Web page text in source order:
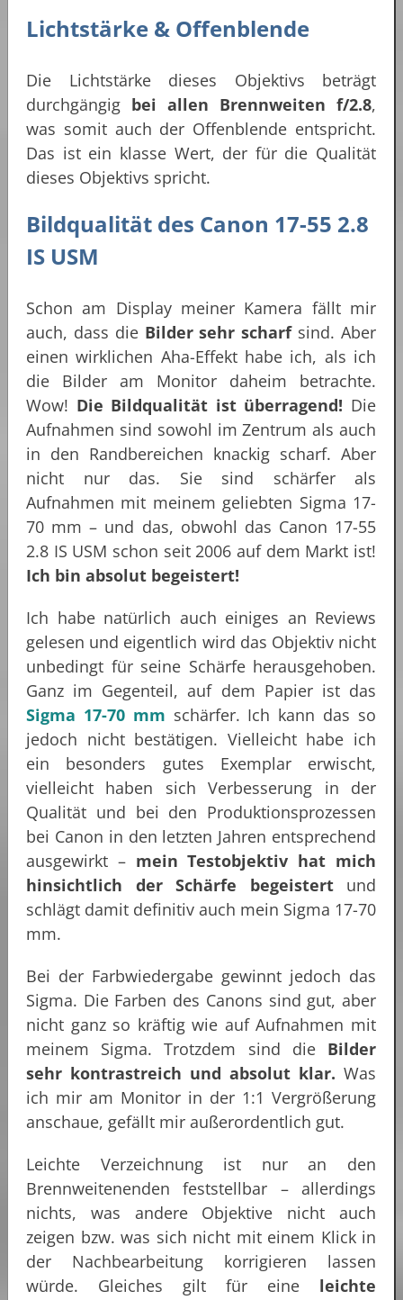
Lichtstärke & Offenblende
Die Lichtstärke dieses Objektivs beträgt
durchgängig bei allen Brennweiten f/2.8,
was somit auch der Offenblende entspricht.
Das ist ein klasse Wert, der für die Qualität
dieses Objektivs spricht.
Bildqualität des Canon 17-55 2.8
IS USM
Schon am Display meiner Kamera fällt mir
auch, dass die Bilder sehr scharfsind. Aber
einen wirklichen Aha-Effekt habe ich, als ich
die Bilder am Monitor daheim betrachte.
Wow! Die Bildqualität ist überragend! Die
Aufnahmen sind sowohl im Zentrum als auch
in den Randbereichen knackig scharf. Aber
nicht nur das. Sie sind schärfer als
Aufnahmen mit meinem geliebten Sigma 17-
70 mm – und das, obwohl das Canon 17-55
2.8 IS USM schon seit 2006 auf dem Markt ist!
Ich bin absolut begeistert!
Ich habe natürlich auch einiges an Reviews
gelesen und eigentlich wird das Objektiv nicht
unbedingt für seine Schärfe herausgehoben.
Ganz im Gegenteil, auf dem Papier ist das
Sigma 17-70 mm schärfer. Ich kann das so
jedoch nicht bestätigen. Vielleicht habe ich
ein besonders gutes Exemplar erwischt,
vielleicht haben sich Verbesserung in der
Qualität und bei den Produktionsprozessen
bei Canon in den letzten Jahren entsprechend
ausgewirkt – mein Testobjektiv hat mich
hinsichtlich der Schärfe begeistertund
schlägt damit definitiv auch mein Sigma 17-70
mm.
Bei der Farbwiedergabe gewinnt jedoch das
Sigma. Die Farben des Canons sind gut, aber
nicht ganz so kräftig wie auf Aufnahmen mit
meinem Sigma. Trotzdem sind die Bilder
sehr kontrastreich und absolut klar. Was
ich mir am Monitor in der 1:1 Vergrößerung
anschaue, gefällt mir außerordentlich gut.
Leichte Verzeichnung ist nur an den
Brennweitenenden feststellbar – allerdings
nichts, was andere Objektive nicht auch
zeigen bzw. was sich nicht mit einem Klick in
der Nachbearbeitung korrigieren lassen
würde. Gleiches gilt für eine leichte